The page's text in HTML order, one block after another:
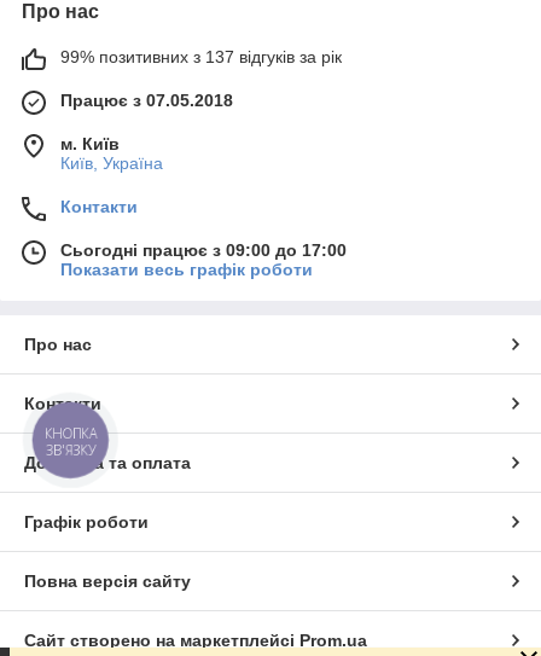
Про нас
99% позитивних з 137 відгуків за рік
Працює з 07.05.2018
м. Київ
Київ, Україна
Контакти
Сьогодні працює з 09:00 до 17:00
Показати весь графік роботи
Про нас
Контакти
Доставка та оплата
Графік роботи
Повна версія сайту
Сайт створено на маркетплейсі Prom.ua
КНОПКА
ЗВ'ЯЗКУ